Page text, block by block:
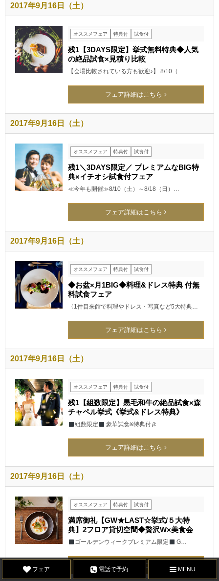
2017年9月16日（土）
オススメフェア 特典付 試食付
残1【3DAYS限定】挙式無料特典◆人気
の絶品試食×見積り比較
【会場比較されている方も歓迎♪】 8/10（…
フェア詳細はこちら
2017年9月16日（土）
オススメフェア 特典付 試食付
残1＼3DAYS限定／ プレミアムなBIG特
典×イチオシ試食付フェア
≪今年も開催≫8/10（土）～8/18（日）…
フェア詳細はこちら
2017年9月16日（土）
オススメフェア 特典付 試食付
◆お盆×月1BIG◆料理&ドレス特典 付無
料試食フェア
〈1件目来館で料理やドレス・写真など5大特典…
フェア詳細はこちら
2017年9月16日（土）
オススメフェア 特典付 試食付
残1【組数限定】黒毛和牛の絶品試食×森
チャペル挙式《挙式&ドレス特典》
組数限定 豪華試食&特典付き…
フェア詳細はこちら
2017年9月16日（土）
オススメフェア 特典付 試食付
満席御礼【GW★LAST☆挙式/５大特
典】2フロア貸切空間◆贅沢W×美食会
ゴールデンウィークプレミアム限定 G…
フェア詳細はこちら
フェア 電話で予約 MENU